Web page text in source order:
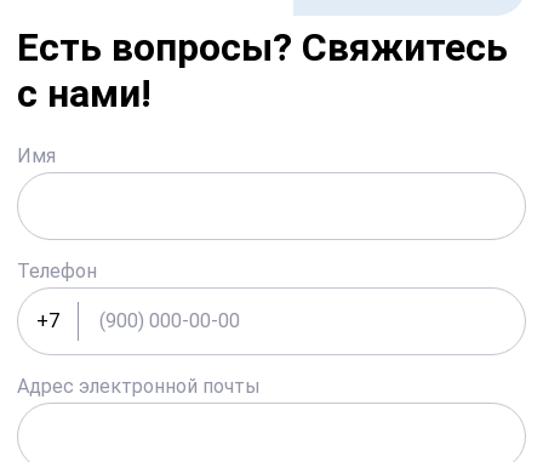
Есть вопросы? Свяжитесь
с нами!
Имя
Телефон
+7
Адрес электронной почты